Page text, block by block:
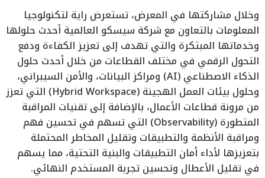
وخلال مشاركتها في المعرض، تستعرض راية لتكنولوجيا
المعلومات بالتعاون مع شركة سيسكو العالمية أحدث حلولها
وخدماتها المبتكرة والتي تهدف إلى تعزيز الكفاءة ودفع
التحول الرقمي في مختلف القطاعات من خلال أحدث حلول
الذكاء الاصطناعي (AI) ومراكز البيانات، والأمن السيبراني،
وحلول بيئات العمل الهجينة (Hybrid Workspace) التي تعزز
من مرونة قطاعات الأعمال، بالإضافة إلى تقنيات المراقبة
المتطورة (Observability) التي تسهم في تحسين فهم
ومراقبة الأنظمة والتطبيقات وتقليل المخاطر المحتملة
بتعزيزها لأداء أمان التطبيقات والبنية التحتية، مما يسهم
في تقليل الأعطال وتحسين تجربة المستخدم النهائي.